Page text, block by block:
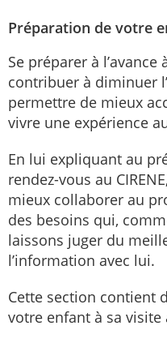
Préparation de votre
Se préparer à
contribuer à diminuer
permettre de mieux
vivre une expérience
En lui expliquant au
rendez-vous au
mieux collaborer au
des besoins qui,
laissons juger du
l’information avec lui.
Cette section contient
votre enfant à sa visite